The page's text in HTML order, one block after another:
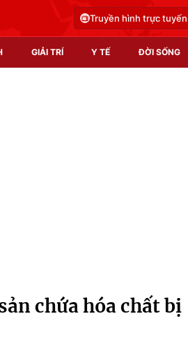
Truyền hình trực tuyến
GIẢI TRÍ Y TẾ ĐỜI SỐNG
Infographic
chứa hóa chất bị